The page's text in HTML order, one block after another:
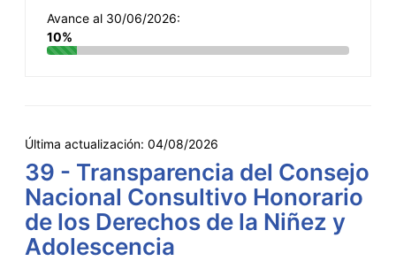
Avance al 30/06/2026:
10%
Última actualización: 04/08/2026
39 - Transparencia del Consejo
Nacional Consultivo Honorario
de los Derechos de la Niñez y
Adolescencia